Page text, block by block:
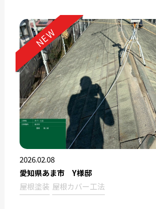
2026.02.08
愛知県あま市 Y様邸
屋根塗装 屋根カバー工法
NEW